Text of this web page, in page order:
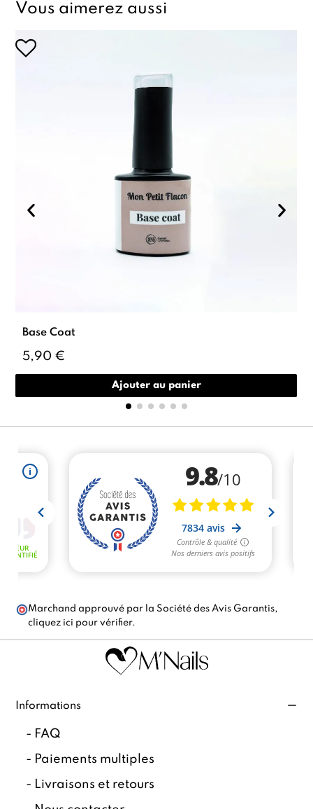
Vous aimerez aussi
Base Coat
5,90 €
Ajouter au panier
Marchand approuvé par la Société des Avis Garantis,
cliquez ici pour vérifier.
Informations
- FAQ
- Paiements multiples
- Livraisons et retours